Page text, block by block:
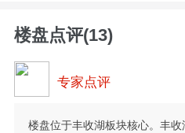
楼盘点评(13)
专家点评
楼盘位于丰收湖板块核心。丰